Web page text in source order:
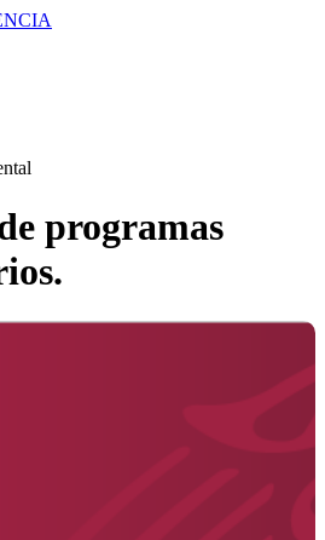
programas